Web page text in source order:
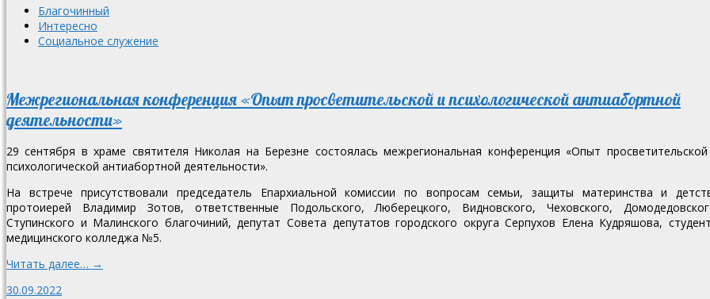
Благочинный
Интересно
Социальное служение
Межрегиональная конференция «Опыт просветительской и психологической антиабортной
деятельности»
29 сентября в храме святителя Николая на Березне состоялась межрегиональная конференция «Опыт
психологической антиабортной деятельности».
На встрече присутствовали председатель Епархиальной комиссии по вопросам семьи, защиты материнства и
протоиерей Владимир Зотов, ответственные Подольского, Люберецкого, Видновского, Чеховского,
Ступинского и Малинского благочиний, депутат Совета депутатов городского округа Серпухов Елена Кудряшова,
медицинского колледжа №5.
Читать далее… →
30.09.2022